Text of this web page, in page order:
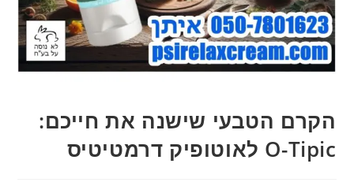
הקרם הטבעי שישנה את חייכם:
O-Tipic לאוטופיק דרמטיטיס